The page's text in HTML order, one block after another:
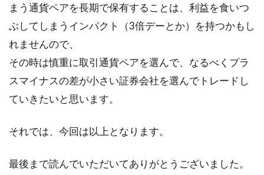
まう通貨ペアを長期で保有することは、利益を食いつ
ぶしてしまうインパクト（3倍デーとか）を持つかもし
れませんので、
その時は慎重に取引通貨ペアを選んで、なるべくプラ
スマイナスの差が小さい証券会社を選んでトレードし
ていきたいと思います。
それでは、今回は以上となります。
最後まで読んでいただいてありがとうございました。